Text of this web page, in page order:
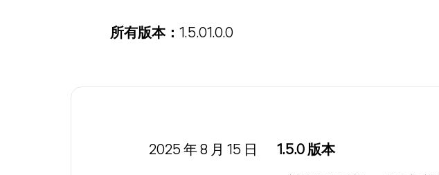
所有版本： 1.5.01.0.0
2025 年 8 月 15 日 1.5.0 版本